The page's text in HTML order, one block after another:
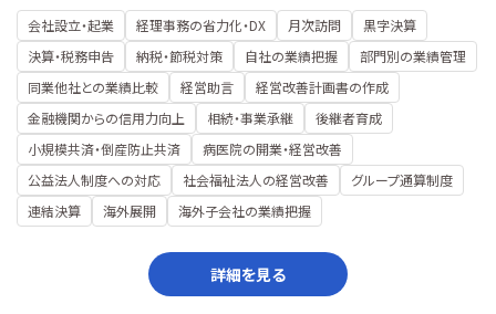
会社設立・起業 経理事務の省力化・DX 月次訪問
黒字決算
決算・税務申告
納税・節税対策 自社の業績把握
部門別の業績管理
同業他社との業績比較
経営助言
経営改善計画書の作成
金融機関からの信用力向上
相続・事業承継
後継者育成
小規模共済・倒産防止共済
病医院の開業・経営改善
公益法人制度への対応
社会福祉法人の経営改善
グループ通算制度
連結決算
海外展開 海外子会社の業績把握
詳細を見る